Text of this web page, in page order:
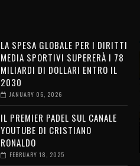
LA SPESA GLOBALE PER I DIRITTI
MEDIA SPORTIVI SUPERERÀ I 78
MILIARDI DI DOLLARI ENTRO IL
2030
JANUARY 06, 2026
IL PREMIER PADEL SUL CANALE
YOUTUBE DI CRISTIANO
RONALDO
FEBRUARY 18, 2025